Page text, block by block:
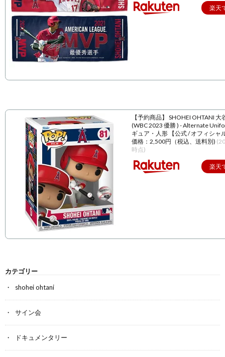
楽天
【予約商品】 SHOHEI OHTANI 大
(WBC 2023 優勝 ) - Alternate
ギュア・人形 【公式 / オフィシャ
価格：2,500円（税込、送料別)
時点)
楽天
カテゴリー
shohei ohtani
サイン会
ドキュメンタリー